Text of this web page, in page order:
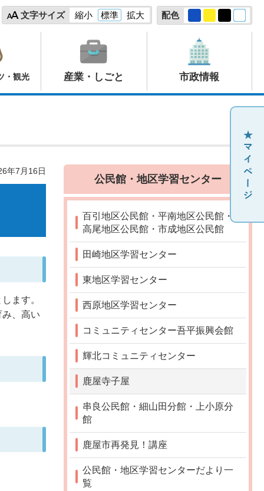
文字サイズ 縮小 標準 拡大 配色
・観光 産業・しごと 市政情報
年7月16日
ます。
、高い
公民館・地区学習センター
百引地区公民館・平南地区公民館・
高尾地区公民館・市成地区公民館
田崎地区学習センター
東地区学習センター
西原地区学習センター
コミュニティセンター吾平振興会館
輝北コミュニティセンター
鹿屋寺子屋
串良公民館・細山田分館・上小原分
館
鹿屋市再発見！講座
公民館・地区学習センターだより一
覧